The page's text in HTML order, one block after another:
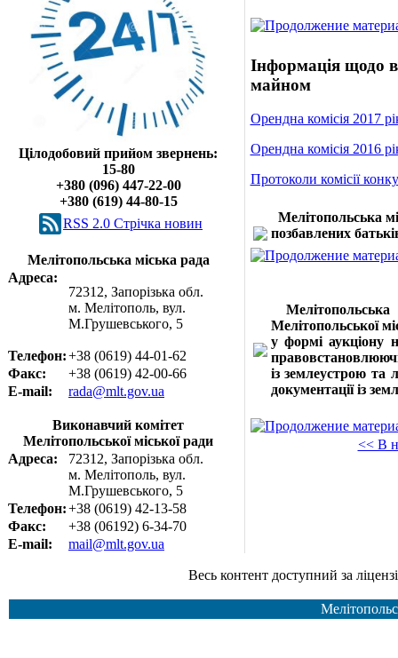
Цілодобовий прийом звернень:
15-80
+380 (096) 447-22-00
+380 (619) 44-80-15
RSS 2.0 Cтрічка новин
Мелітопольська міська рада
Адреса:
72312, Запорізька обл.
м. Мелітополь, вул.
М.Грушевського, 5
Телефон:+38 (0619) 44-01-62
Факс:
+38 (0619) 42-00-66
E-mail:
rada@mlt.gov.ua
Виконавчий комітет
Мелітопольської міської ради
Адреса:
72312, Запорізька обл.
м. Мелітополь, вул.
М.Грушевського, 5
Телефон:+38 (0619) 42-13-58
Факс:
+38 (06192) 6-34-70
E-mail:
mail@mlt.gov.ua
Інформація щодо
майном
Орендна комісія 2017
Орендна комісія 2016
Протоколи комісії
Мелітопольська
позбавлених
Мелітопольської
у формі аукціону
із землеустрою та
документації із
<< В
Весь контент доступний за ліцензією Creative